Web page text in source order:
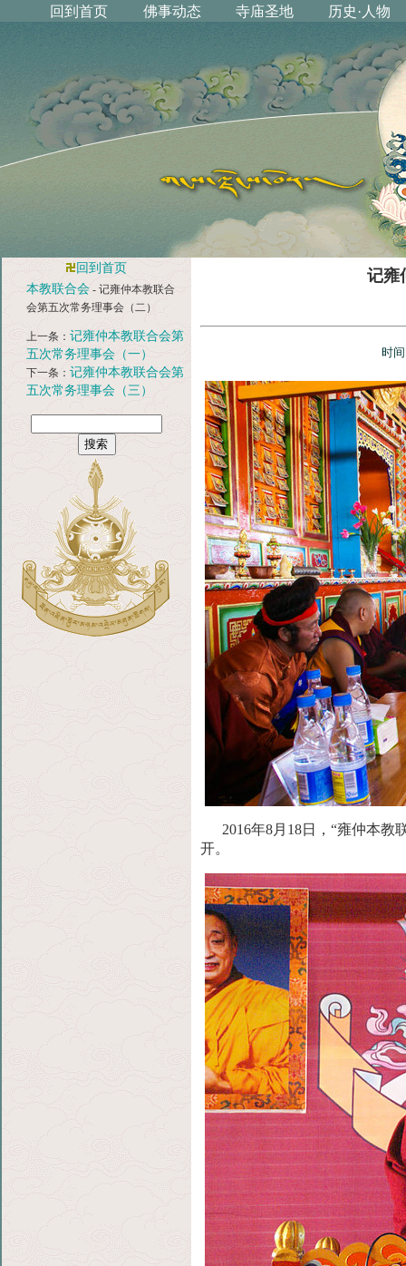
回到首页
本教联合会 - 记雍仲本教联合
会第五次常务理事会（二）
上一条：记雍仲本教联合会第
五次常务理事会（一）
下一条：记雍仲本教联合会第
五次常务理事会（三）
记雍
时
2016年8月18日，“雍仲本教
开。